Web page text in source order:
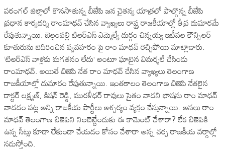
వరంగల్ జిల్లాలో కొనసాతున్న బీజేపి జన చైతన్య యాత్రలో పాల్గొన్న బీజేపి
ప్రధాన కార్యదర్శి రాంమాధవ్ చేసిన వ్యాఖ్యలు రాష్ట్ర రాజకీయాల్లో తీవ్ర దుమారమే
రేపుతున్నాయి. బెల్లంపల్లి టిఆర్ఎస్ ఎమ్మెల్యే దుర్గం చిన్నయ్య ఇటీవల కౌన్సిలర్
కూతురును బెదిరించిన వ్వవహరం పై రాం మాధవ్ రెచ్చిపోయి మాట్లాడారు.
‘టిఆర్ఎస్ వాళ్లకు మగతనం లేదు’ అంటూ ఘాటైన విమర్శలే చేసిండు
రాంమాధవ్. అయితే బిజెపి నేత రాం మాధవ్ చేసిన వ్యాఖ్యలు తెలంగాణ
రాజకీయాల్లో దుమారం రేపుతున్నాయి. ఇంతకాలం తెలంగాణ బిజెపి నేతలైన
డాక్టర్ లక్ష్మణ్, కిషన్ రెడ్డి, మురళీధర్ రావులు సైతం వాడని భాషను రాం మాధవ్
వాడడం పట్ల అన్ని రాజకీయ పార్టీలు ఆశ్చర్యం వ్యక్తం చేస్తున్నాయి. అసలు రాం
మాధవ్ తెలంగాణ బిజెపిని నిలబెట్టేందుకు ఈ కామెంట్ చేశారా? లేక బిజెపికి
ఉన్న సీట్లు కూడా లేకుండా చేయడం కోసం చేశారా అన్న చర్చ రాజకీయ వర్గాల్లో
నడుస్తోంది.